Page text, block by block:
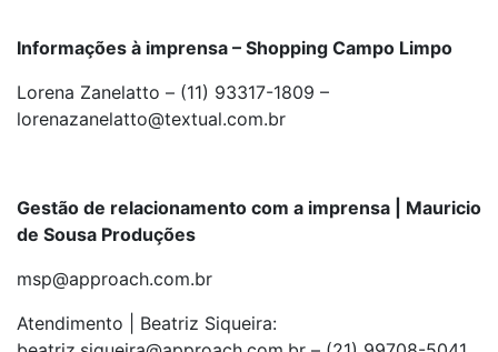
Informações à imprensa – Shopping Campo Limpo
Lorena Zanelatto – (11) 93317-1809 –
lorenazanelatto@textual.com.br
Gestão de relacionamento com a imprensa | Mauricio
de Sousa Produções
msp@approach.com.br
Atendimento | Beatriz Siqueira: